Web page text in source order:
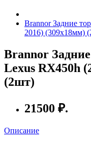
Brannor Задние
2016) (309х18мм)
Brannor
Lexus RX450h
(2шт)
21500 ₽.
Описание